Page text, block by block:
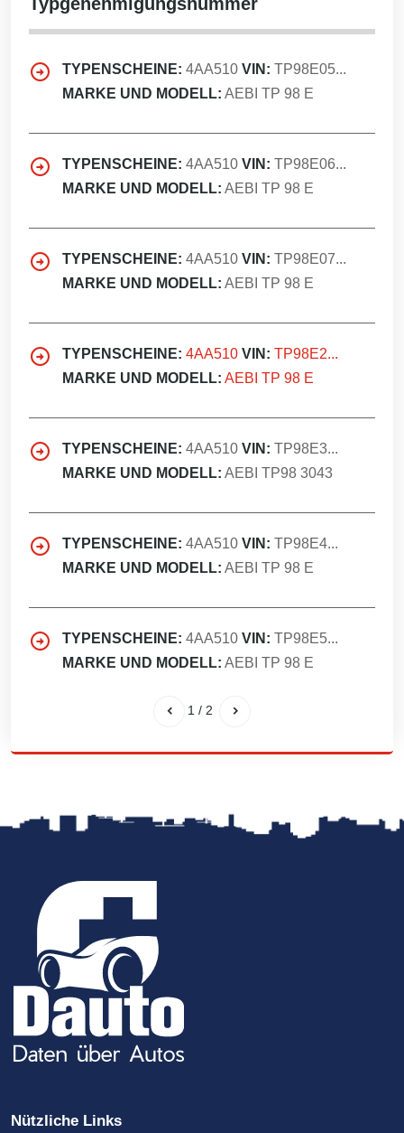
TYPENSCHEINE: 4AA510 VIN: TP98E05...
MARKE UND MODELL: AEBI TP 98 E
TYPENSCHEINE: 4AA510 VIN: TP98E06...
MARKE UND MODELL: AEBI TP 98 E
TYPENSCHEINE: 4AA510 VIN: TP98E07...
MARKE UND MODELL: AEBI TP 98 E
TYPENSCHEINE: 4AA510 VIN: TP98E2...
MARKE UND MODELL: AEBI TP 98 E
TYPENSCHEINE: 4AA510 VIN: TP98E3...
MARKE UND MODELL: AEBI TP98 3043
TYPENSCHEINE: 4AA510 VIN: TP98E4...
MARKE UND MODELL: AEBI TP 98 E
TYPENSCHEINE: 4AA510 VIN: TP98E5...
MARKE UND MODELL: AEBI TP 98 E
1 / 2
Nützliche Links